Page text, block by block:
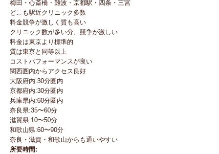
梅田・心斎橋・難波・京都駅・四条・三宮
どこも駅近クリニック多数
料金競争が激しく質も高い
クリニック数が多い分、競争が激しい
料金は東京より標準的
質は東京と同等以上
コストパフォーマンスが良い
関西圏内からアクセス良好
大阪府内:30分圏内
京都府内:30分圏内
兵庫県内:60分圏内
奈良県:35〜60分
滋賀県:10〜50分
和歌山県:60〜90分
奈良・滋賀・和歌山からも通いやすい
所要時間: